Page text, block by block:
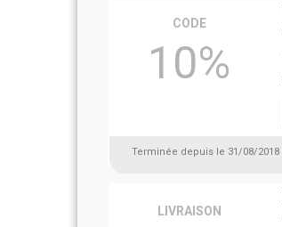
CODE
10%
Terminée depuis le 31/08/2018
LIVRAISON